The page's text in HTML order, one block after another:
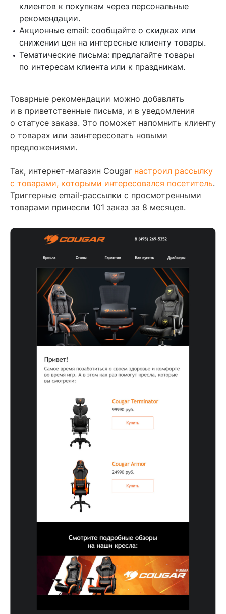
клиентов к покупкам через персональные
рекомендации.
Акционные email: сообщайте о скидках или
снижении цен на интересные клиенту товары.
Тематические письма: предлагайте товары
по интересам клиента или к праздникам.
Товарные рекомендации можно добавлять
и в приветственные письма, и в уведомления
о статусе заказа. Это поможет напомнить клиенту
о товарах или заинтересовать новыми
предложениями.
Так, интернет-магазин Cougar настроил рассылку
с товарами, которыми интересовался посетитель.
Триггерные email-рассылки с просмотренными
товарами принесли 101 заказ за 8 месяцев.